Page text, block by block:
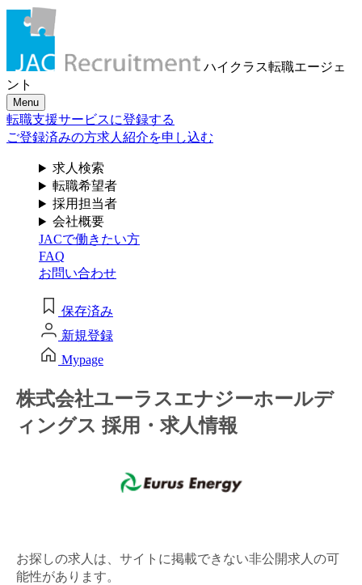
求人検索・転職事例
はじめに、あなたが活かしたい
「ご経験業種」
お選びください
サービス（人材・ホテル・旅行・教育）
商社
流通（EC・運輸・小売）
消費財（食品・アパレル・トイレタリー）
マスコミ（広告・制作）
建設・不動産
金融（銀行・証券・保険・投資）
コンサルティング・シンクタンク・事務所
WEB（デジタル・メディア・ゲーム）
コンピュータハード・周辺機器
ハイクラス転職エージェ
ント
Menu
転職支援サービスに登録する
ご登録済みの方求人紹介を申し込む
求人検索
転職希望者
採用担当者
会社概要
JACで働きたい方
FAQ
お問い合わせ
保存済み
新規登録
Mypage
株式会社ユーラスエナジーホールデ
ィングス 採用・求人情報
お探しの求人は、サイトに掲載できない非公開求人の可
能性があります。
メール認証とは？
メール認証は当社サービスを利用される方が登録された
メールアドレスがご本人のもので受信可能であることを
確認するための仕組みです。 これは主に、なりすまし等
のセキュリティリスク低減や、サポートにおけるお客様
のスムーズな本人認証に役立ちます。お客様が安心して
ジェイ エイ シー リクルートメントをお使いいただくため
個人情報取り扱いおよびサービス利用規約